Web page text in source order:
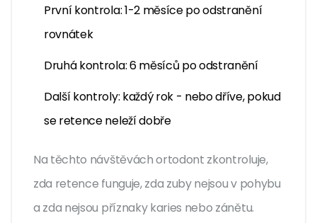
První kontrola: 1-2 měsíce po odstranění
rovnátek
Druhá kontrola: 6 měsíců po odstranění
Další kontroly: každý rok - nebo dříve, pokud
se retence neleží dobře
Na těchto návštěvách ortodont zkontroluje,
zda retence funguje, zda zuby nejsou v pohybu
a zda nejsou příznaky karies nebo zánětu.